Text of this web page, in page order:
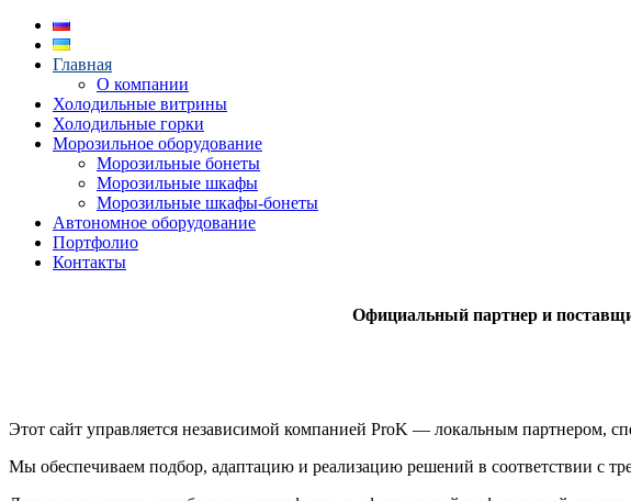
Главная
О компании
Холодильные витрины
Холодильные горки
Морозильное оборудование
Морозильные бонеты
Морозильные шкафы
Морозильные шкафы-бонеты
Автономное оборудование
Портфолио
Контакты
Официальный партнер и
Этот сайт управляется независимой компанией ProK — локальным партнером,
Мы обеспечиваем подбор, адаптацию и реализацию решений в соответствии с